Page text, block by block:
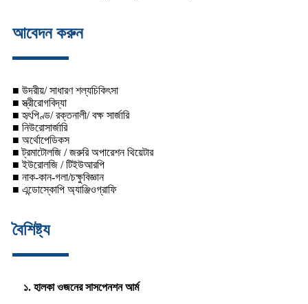
আবেদন করুন
■ উদরীয়/ সাধারণ শল্যচিকিৎসা
■ স্ত্রীরোগবিদ্যা
■ হৃৎপিণ্ড/ রক্তনালী/ বক্ষ সার্জারি
■ নিউরোসার্জারি
■ অর্থোপেডিকস
■ ট্রমাটোলজি / জরুরি অপারেশন থিয়েটার
■ ইউরোলজি / টিইউআরপি
■ নাক-কান-গলা/চক্ষুবিজ্ঞান
■ এন্ডোস্কোপি অ্যাঞ্জিওগ্রাফি
বৈশিষ্ট্য
১. হালকা ওজনের সাসপেনশন আর্ম